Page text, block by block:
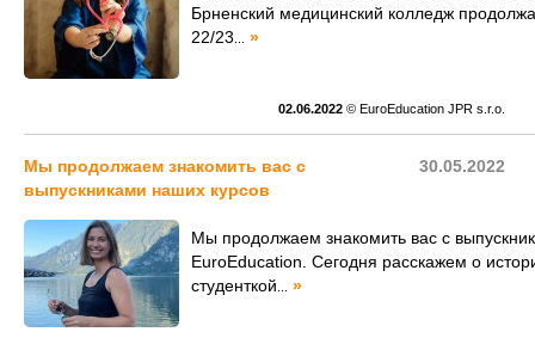
Брненский медицинский колледж
22/23
»
02.06.2022 © EuroEducation JPR s.r.o.
30.05.2022
Мы продолжаем знакомить вас с
выпускниками наших курсов
Мы продолжаем знакомить вас с
EuroEducation. Сегодня расскажем о
студенткой
»